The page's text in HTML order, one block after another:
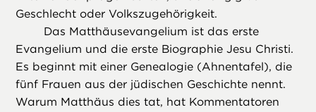
Geschlecht oder Volkszugehörigkeit.
Das Matthäusevangelium ist das erste
Evangelium und die erste Biographie Jesu Christi.
Es beginnt mit einer Genealogie (Ahnentafel), die
fünf Frauen aus der jüdischen Geschichte nennt.
Warum Matthäus dies tat, hat Kommentatoren